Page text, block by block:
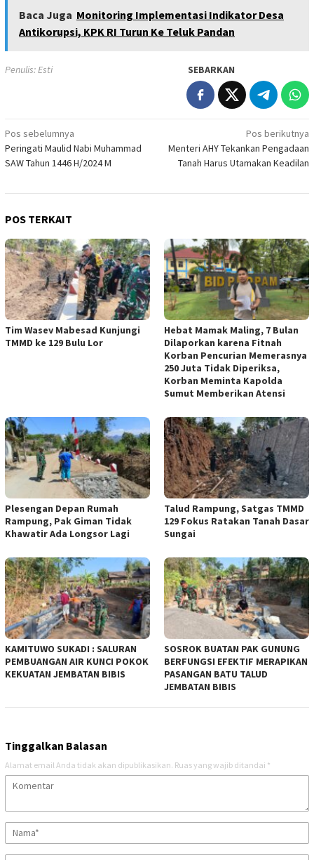
Baca Juga Monitoring Implementasi Indikator Desa
Antikorupsi, KPK RI Turun Ke Teluk Pandan
Penulis: Esti SEBARKAN
Navigasi
pos
Pos sebelumnya
Peringati Maulid Nabi Muhammad
SAW Tahun 1446 H/2024 M
Pos berikutnya
Menteri AHY Tekankan Pengadaan
Tanah Harus Utamakan Keadilan
POS TERKAIT
Tim Wasev Mabesad Kunjungi
TMMD ke 129 Bulu Lor
Hebat Mamak Maling, 7 Bulan
Dilaporkan karena Fitnah
Korban Pencurian Memerasnya
250 Juta Tidak Diperiksa,
Korban Meminta Kapolda
Sumut Memberikan Atensi
Plesengan Depan Rumah
Rampung, Pak Giman Tidak
Khawatir Ada Longsor Lagi
Talud Rampung, Satgas TMMD
129 Fokus Ratakan Tanah Dasar
Sungai
KAMITUWO SUKADI : SALURAN
PEMBUANGAN AIR KUNCI POKOK
KEKUATAN JEMBATAN BIBIS
SOSROK BUATAN PAK GUNUNG
BERFUNGSI EFEKTIF MERAPIKAN
PASANGAN BATU TALUD
JEMBATAN BIBIS
Tinggalkan Balasan
Alamat email Anda tidak akan dipublikasikan. Ruas yang wajib ditandai *